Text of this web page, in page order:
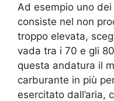
Ad esempio uno
consiste nel non
troppo elevata,
vada tra i 70 e gli
questa andatura il
carburante in più
esercitato dall’aria,